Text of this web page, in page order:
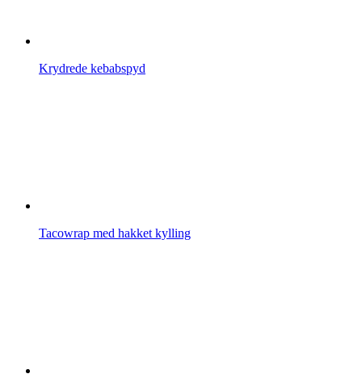
Krydrede kebabspyd
Tacowrap med hakket kylling